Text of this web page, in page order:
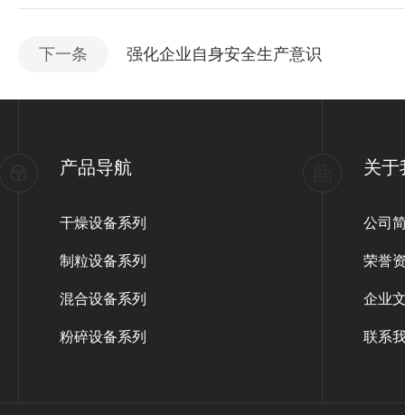
下一条 强化企业自身安全生产意识
产品导航
干燥设备系列
制粒设备系列
混合设备系列
粉碎设备系列
关于
公司
荣誉
企业
联系